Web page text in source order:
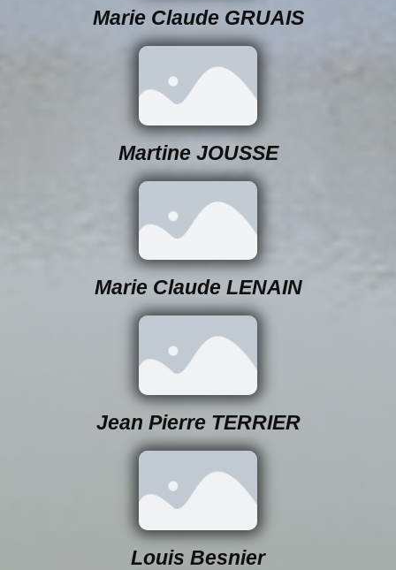
Marie Claude GRUAIS
Martine JOUSSE
Marie Claude LENAIN
Jean Pierre TERRIER
Louis Besnier